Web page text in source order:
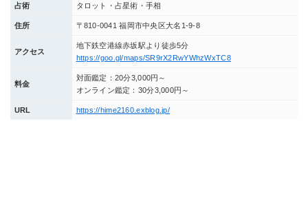
占術 タロット・占星術・手相
住所 〒810-0041 福岡市中央区大名1‐9‐8
アクセス
地下鉄空港線赤坂駅より徒歩5分
https://goo.gl/maps/SR9rX2RwYWhzWxTC8
料金
対面鑑定：20分3,000円～
オンライン鑑定：30分3,000円～
URL https://hime2160.exblog.jp/